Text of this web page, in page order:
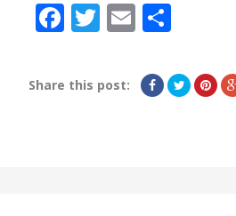
Facebook
Twitter
EmailDelen
Share this post: